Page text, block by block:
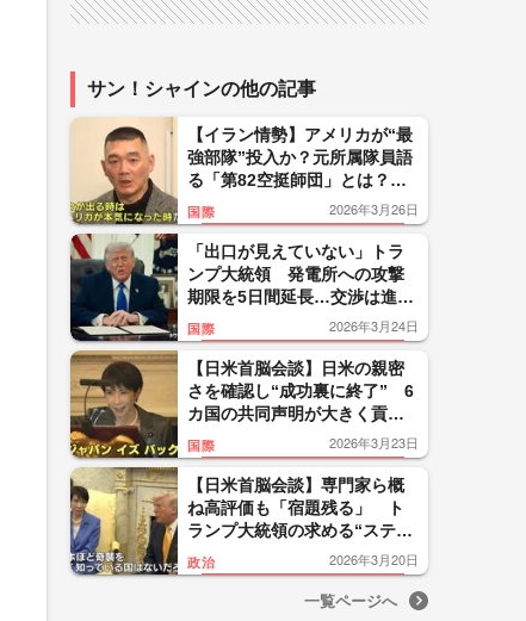
サン！シャインの他の記事
【イラン情勢】アメリカが“最
強部隊”投入か？元所属隊員語
る「第82空挺師団」とは？
「我々が出る時はアメリカが
本気になった時」
国際 2026年3月26日
「出口が見えていない」トラ
ンプ大統領 発電所への攻撃
期限を5日間延長…交渉は進ん
でいると主張もイランは否
定
国際 2026年3月24日
【日米首脳会談】日米の親密
さを確認し“成功裏に終了” 6
カ国の共同声明が大きく貢献
か？ 峯村氏「トランプ氏の
暴走を止めて、国際協調の方
に戻した」
国際 2026年3月23日
【日米首脳会談】専門家ら概
ね高評価も「宿題残る」 ト
ランプ大統領の求める“ステッ
プアップ”とは？高市首相「法
律の範囲内でしかできない」
政治 2026年3月20日
一覧ページへ